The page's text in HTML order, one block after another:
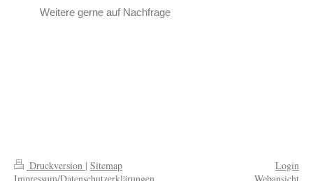
Weitere gerne auf Nachfrage
Druckversion | Sitemap
Login